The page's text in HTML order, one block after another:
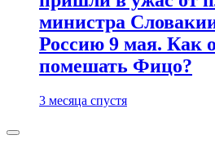
министра
Россию 9 мая. Как
помешать Фицо?
3 месяца спустя